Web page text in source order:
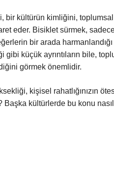
kültürün kimliğini, toplumsal
eder. Bisiklet sürmek,
bir arada harmanlandığı
gibi küçük ayrıntıların bile,
görmek önemlidir.
kişisel rahatlığınızın
Başka kültürlerde bu konu